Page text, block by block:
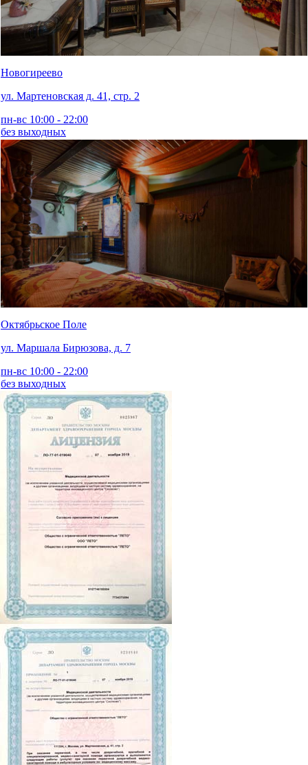
Новогиреево
ул. Мартеновская д. 41, стр. 2
пн-вс 10:00 - 22:00
без выходных
Октябрьское Поле
ул. Маршала Бирюзова, д. 7
пн-вс 10:00 - 22:00
без выходных